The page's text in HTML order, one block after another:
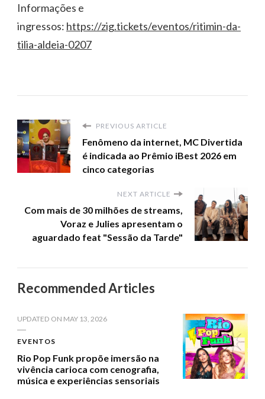
Informações e
ingressos: https://zig.tickets/eventos/ritimin-da-
tilia-aldeia-0207
PREVIOUS ARTICLE
Fenômeno da internet, MC Divertida
é indicada ao Prêmio iBest 2026 em
cinco categorias
NEXT ARTICLE
Com mais de 30 milhões de streams,
Voraz e Julies apresentam o
aguardado feat "Sessão da Tarde"
Recommended Articles
UPDATED ON MAY 13, 2026
EVENTOS
Rio Pop Funk propõe imersão na
vivência carioca com cenografia,
música e experiências sensoriais